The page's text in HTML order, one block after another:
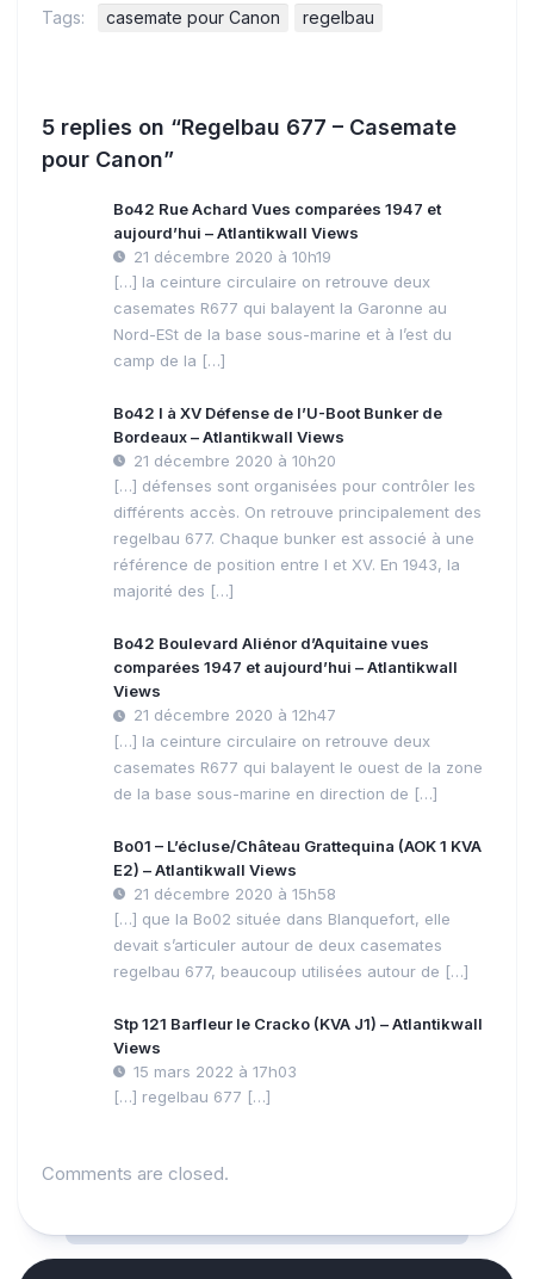
Tags: casemate pour Canon regelbau
5 replies on “Regelbau 677 – Casemate
pour Canon”
Bo42 Rue Achard Vues comparées 1947 et
aujourd’hui – Atlantikwall Views
21 décembre 2020 à 10h19
[…] la ceinture circulaire on retrouve deux
casemates R677 qui balayent la Garonne au
Nord-ESt de la base sous-marine et à l’est du
camp de la […]
Bo42 I à XV Défense de l’U-Boot Bunker de
Bordeaux – Atlantikwall Views
21 décembre 2020 à 10h20
[…] défenses sont organisées pour contrôler les
différents accès. On retrouve principalement des
regelbau 677. Chaque bunker est associé à une
référence de position entre I et XV. En 1943, la
majorité des […]
Bo42 Boulevard Aliénor d’Aquitaine vues
comparées 1947 et aujourd’hui – Atlantikwall
Views
21 décembre 2020 à 12h47
[…] la ceinture circulaire on retrouve deux
casemates R677 qui balayent le ouest de la zone
de la base sous-marine en direction de […]
Bo01 – L’écluse/Château Grattequina (AOK 1 KVA
E2) – Atlantikwall Views
21 décembre 2020 à 15h58
[…] que la Bo02 située dans Blanquefort, elle
devait s’articuler autour de deux casemates
regelbau 677, beaucoup utilisées autour de […]
Stp 121 Barfleur le Cracko (KVA J1) – Atlantikwall
Views
15 mars 2022 à 17h03
[…] regelbau 677 […]
Comments are closed.